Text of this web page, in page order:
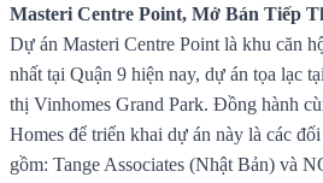
Masteri Centre Point, Mở Bán Tiếp
Dự án Masteri Centre Point là khu căn
nhất tại Quận 9 hiện nay, dự án tọa lạc
thị Vinhomes Grand Park. Đồng hành
Homes để triển khai dự án này là các
gồm: Tange Associates (Nhật Bản) và